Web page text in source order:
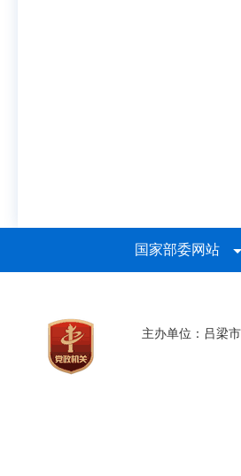
国家部委网站
主办单位：吕梁